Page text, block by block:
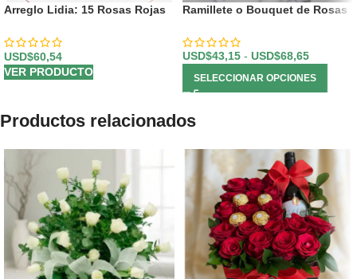
Arreglo Lidia: 15 Rosas Rojas
USD$60,54
VER PRODUCTO
Ramillete o Bouquet de Rosas
USD$43,15 - USD$68,65
SELECCIONAR OPCIONES
Productos relacionados